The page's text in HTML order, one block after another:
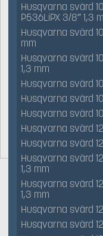
Husqvarna svärd
P536LiPX 3/8″ 1,3
Husqvarna svärd
mm
Husqvarna svärd
1,3 mm
Husqvarna svärd
Husqvarna svärd
Husqvarna svärd
Husqvarna svärd
Husqvarna svärd
Husqvarna svärd
1,3 mm
Husqvarna svärd
1,3 mm
Husqvarna svärd
Husqvarna svärd